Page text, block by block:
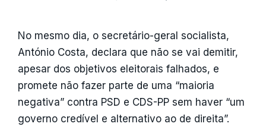
No mesmo dia, o secretário-geral socialista,
António Costa, declara que não se vai demitir,
apesar dos objetivos eleitorais falhados, e
promete não fazer parte de uma “maioria
negativa” contra PSD e CDS-PP sem haver “um
governo credível e alternativo ao de direita”.